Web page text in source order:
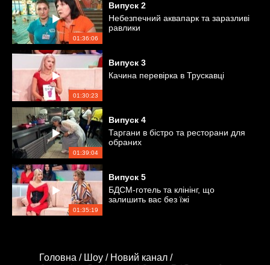
01:36:06
Випуск 2
Небезпечний аквапарк та заразливі
равлики
01:30:23
Випуск 3
Качина перевірка в Трускавці
01:39:04
Випуск 4
Таргани в бістро та ресторани для
обраних
01:35:19
Випуск 5
БДСМ-готель та клінінг, що
залишить вас без їжі
Головна / Шоу / Новий канал /